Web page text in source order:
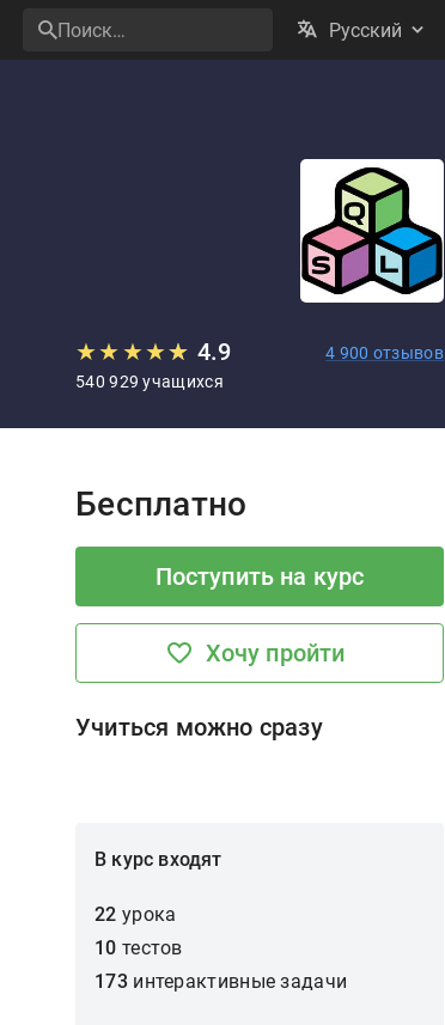
Русский
★★★★★
★ 4.9
4 900 отзывов
540 929 учащихся
Price:
Бесплатно
Поступить на курс
Хочу пройти
Учиться можно сразу
В курс входят
22 урока
10 тестов
173интерактивные задачи